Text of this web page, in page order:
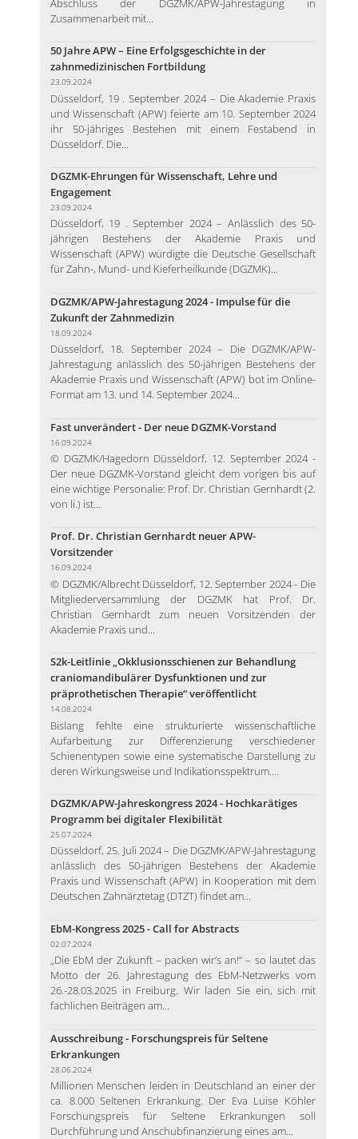
Abschluss der DGZMK/APW-Jahrestagung in
Zusammenarbeit mit...
50 Jahre APW – Eine Erfolgsgeschichte in der
zahnmedizinischen Fortbildung
23.09.2024
Düsseldorf, 19 . September 2024 – Die Akademie Praxis
und Wissenschaft (APW) feierte am 10. September 2024
ihr 50-jähriges Bestehen mit einem Festabend in
Düsseldorf. Die...
DGZMK-Ehrungen für Wissenschaft, Lehre und
Engagement
23.09.2024
Düsseldorf, 19 . September 2024 – Anlässlich des 50-
jährigen Bestehens der Akademie Praxis und
Wissenschaft (APW) würdigte die Deutsche Gesellschaft
für Zahn-, Mund- und Kieferheilkunde (DGZMK)...
DGZMK/APW-Jahrestagung 2024 - Impulse für die
Zukunft der Zahnmedizin
18.09.2024
Düsseldorf, 18. September 2024 – Die DGZMK/APW-
Jahrestagung anlässlich des 50-jährigen Bestehens der
Akademie Praxis und Wissenschaft (APW) bot im Online-
Format am 13. und 14. September 2024...
Fast unverändert - Der neue DGZMK-Vorstand
16.09.2024
© DGZMK/Hagedorn Düsseldorf, 12. September 2024 -
Der neue DGZMK-Vorstand gleicht dem vorigen bis auf
eine wichtige Personalie: Prof. Dr. Christian Gernhardt (2.
von li.) ist...
Prof. Dr. Christian Gernhardt neuer APW-
Vorsitzender
16.09.2024
© DGZMK/Albrecht Düsseldorf, 12. September 2024 - Die
Mitgliederversammlung der DGZMK hat Prof. Dr.
Christian Gernhardt zum neuen Vorsitzenden der
Akademie Praxis und...
S2k-Leitlinie „Okklusionsschienen zur Behandlung
craniomandibulärer Dysfunktionen und zur
präprothetischen Therapie“ veröffentlicht
14.08.2024
Bislang fehlte eine strukturierte wissenschaftliche
Aufarbeitung zur Differenzierung verschiedener
Schienentypen sowie eine systematische Darstellung zu
deren Wirkungsweise und Indikationsspektrum....
DGZMK/APW-Jahreskongress 2024 - Hochkarätiges
Programm bei digitaler Flexibilität
25.07.2024
Düsseldorf, 25. Juli 2024 – Die DGZMK/APW-Jahrestagung
anlässlich des 50-jährigen Bestehens der Akademie
Praxis und Wissenschaft (APW) in Kooperation mit dem
Deutschen Zahnärztetag (DTZT) findet am...
EbM-Kongress 2025 - Call for Abstracts
02.07.2024
„Die EbM der Zukunft – packen wir’s an!“ – so lautet das
Motto der 26. Jahrestagung des EbM-Netzwerks vom
26.-28.03.2025 in Freiburg. Wir laden Sie ein, sich mit
fachlichen Beiträgen am...
Ausschreibung - Forschungspreis für Seltene
Erkrankungen
28.06.2024
Millionen Menschen leiden in Deutschland an einer der
ca. 8.000 Seltenen Erkrankung. Der Eva Luise Köhler
Forschungspreis für Seltene Erkrankungen soll
Durchführung und Anschubfinanzierung eines am...